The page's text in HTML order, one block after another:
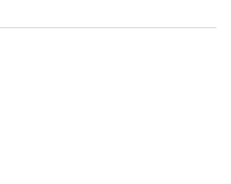
прави,разни приказни